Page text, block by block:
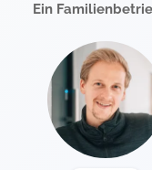
Ein